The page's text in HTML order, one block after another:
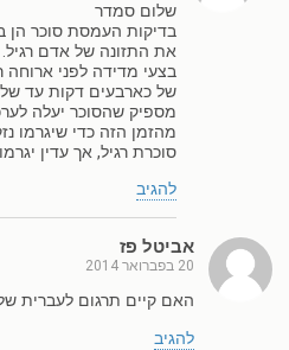
שלום סמדר
בדיקות העמסת סוכר הן
את התזונה של אדם רגיל.
בצעי מדידה לפני ארוחה
של כארבעים דקות עד
מספיק שהסוכר יעלה
מהזמן הזה כדי שיגרמו
סוכרת רגיל, אך עדין
להגיב
אביטל פז
20 בפברואר 2014
האם קיים תרגום לעברית
להגיב